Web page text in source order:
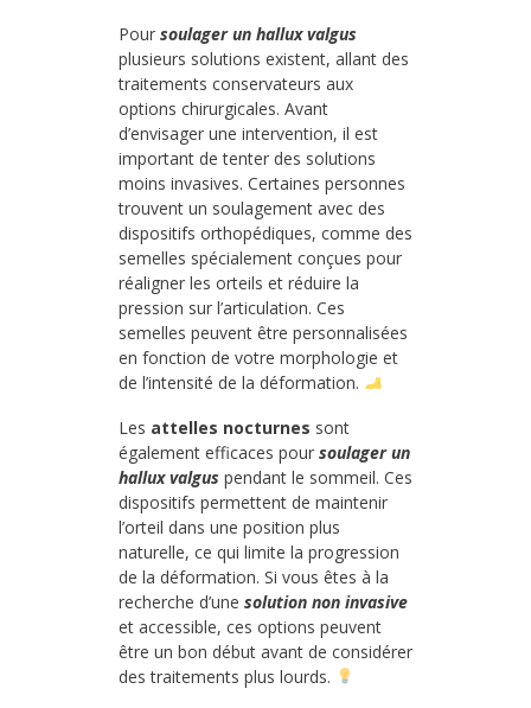
Pour soulager un hallux valgus
plusieurs solutions existent, allant des
traitements conservateurs aux
options chirurgicales. Avant
d’envisager une intervention, il est
important de tenter des solutions
moins invasives. Certaines personnes
trouvent un soulagement avec des
dispositifs orthopédiques, comme des
semelles spécialement conçues pour
réaligner les orteils et réduire la
pression sur l’articulation. Ces
semelles peuvent être personnalisées
en fonction de votre morphologie et
de l’intensité de la déformation.
Les attelles nocturnes sont
également efficaces pour soulager un
hallux valgus pendant le sommeil. Ces
dispositifs permettent de maintenir
l’orteil dans une position plus
naturelle, ce qui limite la progression
de la déformation. Si vous êtes à la
recherche d’une solution non invasive
et accessible, ces options peuvent
être un bon début avant de considérer
des traitements plus lourds.